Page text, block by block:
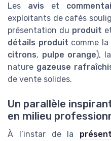
Les avis et
exploitants de cafés
présentation du produit
détails produit comme
citrons, pulpe orange),
nature gazeuse
de vente solides.
Un parallèle
en milieu
À l’instar de la